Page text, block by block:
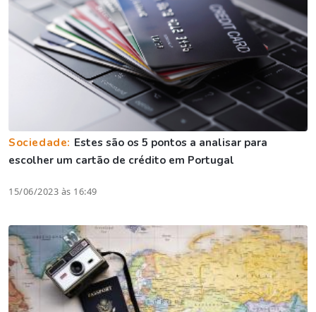
Sociedade: Estes são os 5 pontos a analisar para
escolher um cartão de crédito em Portugal
15/06/2023 às 16:49